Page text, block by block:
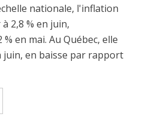
nationale, l'inflation
2,8 % en juin,
en mai. Au Québec, elle
juin, en baisse par rapport